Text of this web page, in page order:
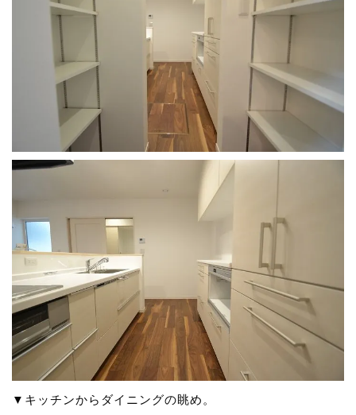
▼キッチンからダイニングの眺め。